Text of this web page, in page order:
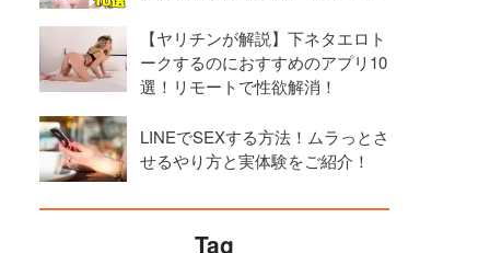
【ヤリチンが解説】下ネタエロト
ークするのにおすすめのアプリ10
選！リモートで性欲解消！
LINEでSEXする方法！ムラっとさ
せるやり方と実体験をご紹介！
Tag